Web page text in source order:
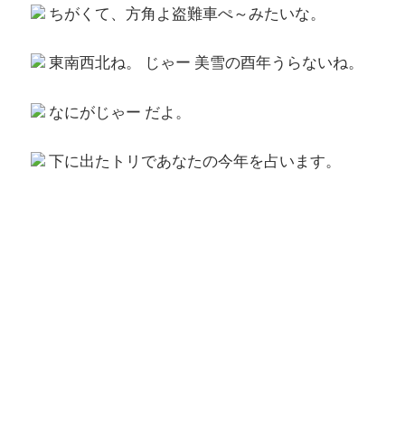
ちがくて、方角よ盗難車ぺ～みたいな。
東南西北ね。 じゃー 美雪の酉年うらないね。
なにがじゃー だよ。
下に出たトリであなたの今年を占います。